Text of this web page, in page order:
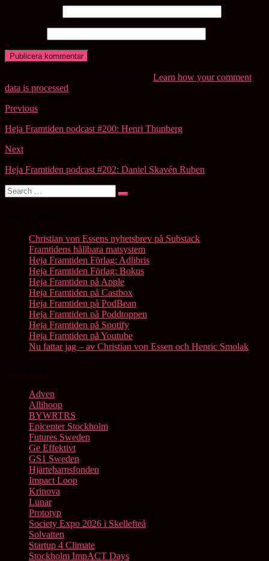
Learn how your comment
data is processed
Post
navigation
Previous
Heja Framtiden podcast #200: Henri Thunberg
Next
Heja Framtiden podcast #202: Daniel Skavén Ruben
Search
for:
Search
Christian von Essens nyhetsbrev på Substack
Framtidens hållbara matsystem
Heja Framtiden Förlag: Adlibris
Heja Framtiden Förlag: Bokus
Heja Framtiden på Apple
Heja Framtiden på Castbox
Heja Framtiden på PodBean
Heja Framtiden på Poddtoppen
Heja Framtiden på Spotify
Heja Framtiden på Youtube
Nu fattar jag – av Christian von Essen och Henric Smolak
Adven
Allihoop
BYWRTRS
Epicenter Stockholm
Futures Sweden
Ge Effektivt
GS1 Sweden
Hjärtebarnsfonden
Impact Loop
Krinova
Lunar
Prototyp
Society Expo 2026 i Skellefteå
Solvatten
Startup 4 Climate
Stockholm ImpACT Days